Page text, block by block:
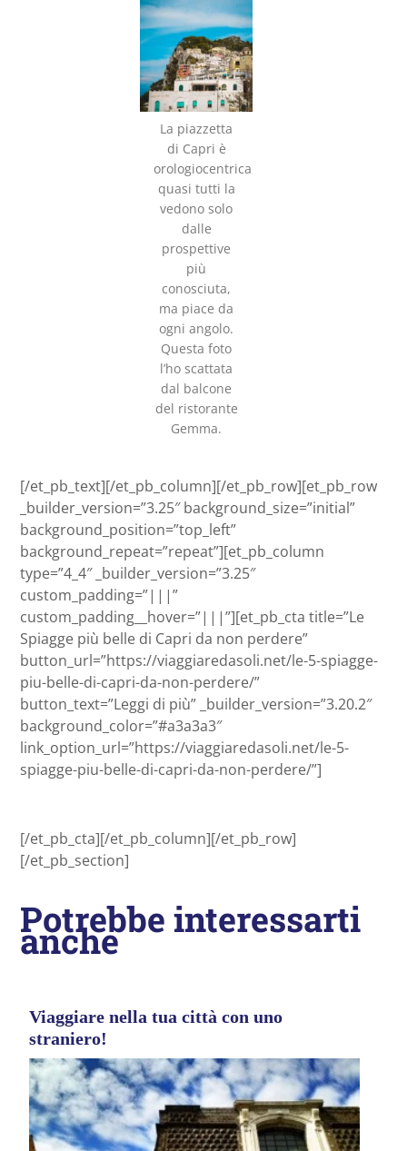
La piazzetta
di Capri è
orologiocentrica,
quasi tutti la
vedono solo
dalle
prospettive
più
conosciuta,
ma piace da
ogni angolo.
Questa foto
l’ho scattata
dal balcone
del ristorante
Gemma.
[/et_pb_text][/et_pb_column][/et_pb_row][et_pb_row
_builder_version=”3.25″ background_size=”initial”
background_position=”top_left”
background_repeat=”repeat”][et_pb_column
type=”4_4″ _builder_version=”3.25″
custom_padding=”|||”
custom_padding__hover=”|||”][et_pb_cta title=”Le
Spiagge più belle di Capri da non perdere”
button_url=”https://viaggiaredasoli.net/le-5-spiagge-
piu-belle-di-capri-da-non-perdere/”
button_text=”Leggi di più” _builder_version=”3.20.2″
background_color=”#a3a3a3″
link_option_url=”https://viaggiaredasoli.net/le-5-
spiagge-piu-belle-di-capri-da-non-perdere/”]
[/et_pb_cta][/et_pb_column][/et_pb_row]
[/et_pb_section]
Potrebbe interessarti
anche
Viaggiare nella tua città con uno
straniero!